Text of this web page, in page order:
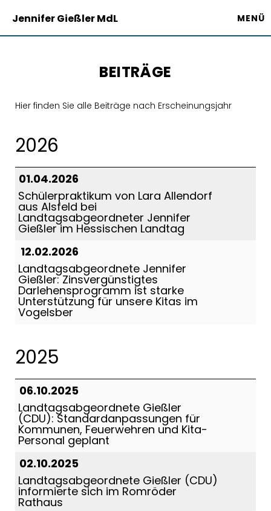
Jennifer Gießler MdL MENÜ
BEITRÄGE
Hier finden Sie alle Beiträge nach Erscheinungsjahr
2026
01.04.2026
Schülerpraktikum von Lara Allendorf
aus Alsfeld bei
Landtagsabgeordneter Jennifer
Gießler im Hessischen Landtag
12.02.2026
Landtagsabgeordnete Jennifer
Gießler: Zinsvergünstigtes
Darlehensprogramm ist starke
Unterstützung für unsere Kitas im
Vogelsber
2025
06.10.2025
Landtagsabgeordnete Gießler
(CDU): Standardanpassungen für
Kommunen, Feuerwehren und Kita-
Personal geplant
02.10.2025
Landtagsabgeordnete Gießler (CDU)
informierte sich im Romröder
Rathaus